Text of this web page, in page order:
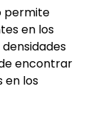
permite
en los
encontrar
en los